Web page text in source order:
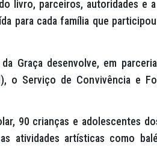
livro, parceiros, autoridades e a
para cada família que
Graça desenvolve, em
o Serviço de Convivência e
90 crianças e adolescentes
atividades artísticas como